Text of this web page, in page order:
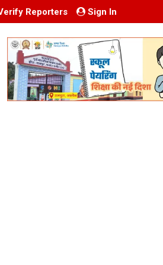
Reporters Sign In